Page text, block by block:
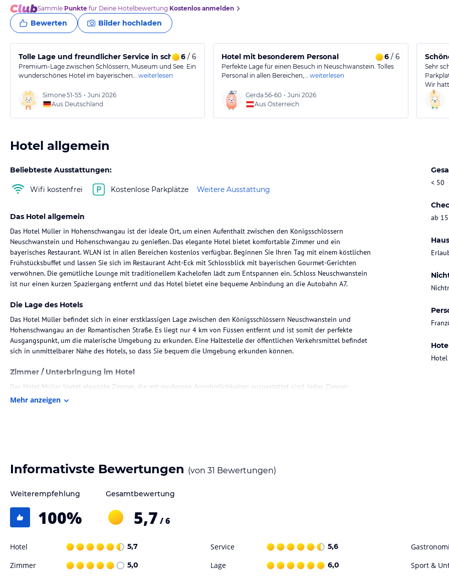
Sammle Punkte für Deine Hotelbewertung.Kostenlos anmelden
Bewerten Bilder hochladen
Tolle Lage und freundlicher Service in schönem Hotel
6 / 6
Premium-Lage zwischen Schlössern, Museum und See. Ein
wunderschönes Hotel im bayerischen… weiterlesen
Simone51-55 • Juni 2026
Aus Deutschland
Hotel mit besonderem Personal 6/ 6
Perfekte Lage für einen Besuch in Neuschwanstein. Tolles
Personal in allen Bereichen,… weiterlesen
Gerda 56-60 • Juni 2026
Aus Österreich
Sehr
Wir
Hotel allgemein
Beliebteste Ausstattungen:
Wifi kostenfrei Kostenlose Parkplätze Weitere Ausstattung
< 50
ab
Hotel
Das Hotel allgemein
Das Hotel Müller in Hohenschwangau ist der ideale Ort, um einen Aufenthalt zwischen den Königsschlössern
Neuschwanstein und Hohenschwangau zu genießen. Das elegante Hotel bietet komfortable Zimmer und ein
bayerisches Restaurant. WLAN ist in allen Bereichen kostenlos verfügbar. Beginnen Sie Ihren Tag mit einem köstlichen
Frühstücksbuffet und lassen Sie sich im Restaurant Acht-Eck mit Schlossblick mit bayerischen Gourmet-Gerichten
verwöhnen. Die gemütliche Lounge mit traditionellem Kachelofen lädt zum Entspannen ein. Schloss Neuschwanstein
ist nur einen kurzen Spaziergang entfernt und das Hotel bietet eine bequeme Anbindung an die Autobahn A7.
Die Lage des Hotels
Das Hotel Müller befindet sich in einer erstklassigen Lage zwischen den Königsschlössern Neuschwanstein und
Hohenschwangau an der Romantischen Straße. Es liegt nur 4 km von Füssen entfernt und ist somit der perfekte
Ausgangspunkt, um die malerische Umgebung zu erkunden. Eine Haltestelle der öffentlichen Verkehrsmittel befindet
sich in unmittelbarer Nähe des Hotels, so dass Sie bequem die Umgebung erkunden können.
Zimmer / Unterbringung im Hotel
Das Hotel Müller bietet elegante Zimmer, die mit modernen Annehmlichkeiten ausgestattet sind. Jedes Zimmer
verfügt über einen TV und ein eigenes Badezimmer. Einige Zimmer bieten zudem einen Balkon oder eine Terrasse mit
gemütliche Lounge lädt mit einem traditionellen Kachelofen zum Verweilen ein.
Das Hotel Müller bietet keine speziellen Sport- und Freizeiteinrichtungen. Jedoch ist die Umgebung ideal für
Aktivitäten wie Wandern, Radfahren oder einen Besuch der Königsschlösser.
verbindlichen
Angebotsdetailsdes jeweiligen Veranstalters.
Mehr anzeigen
Informativste Bewertungen (von 31 Bewertungen)
Weiterempfehlung
100%
Gesamtbewertung
5,7 / 6
Hotel 5,7 Service 5,6
Zimmer 5,0 Lage 6,0 Sport &